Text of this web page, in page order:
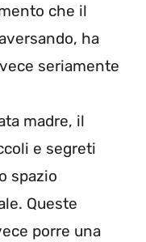
che il
ha
seriamente
madre, il
e segreti
spazio
Queste
porre una